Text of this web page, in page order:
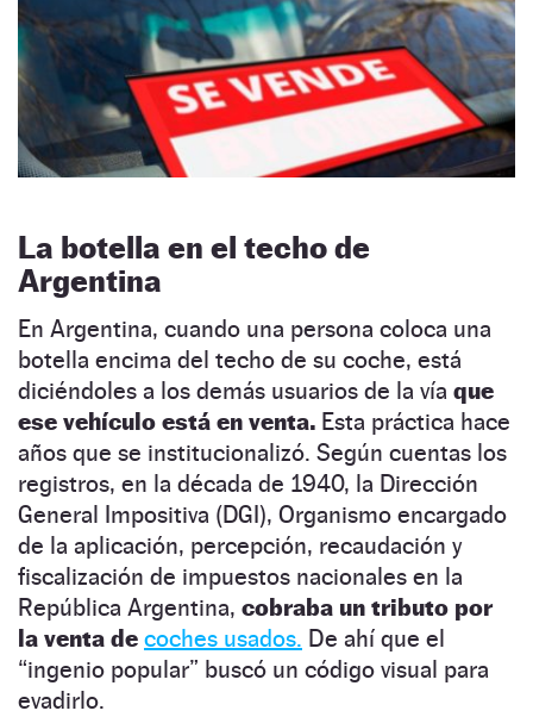
La botella en el techo de
Argentina
En Argentina, cuando una persona coloca una
botella encima del techo de su coche, está
diciéndoles a los demás usuarios de la vía que
ese vehículo está en venta. Esta práctica hace
años que se institucionalizó. Según cuentas los
registros, en la década de 1940, la Dirección
General Impositiva (DGI), Organismo encargado
de la aplicación, percepción, recaudación y
fiscalización de impuestos nacionales en la
República Argentina, cobraba un tributo por
la venta de coches usados. De ahí que el
“ingenio popular” buscó un código visual para
evadirlo.